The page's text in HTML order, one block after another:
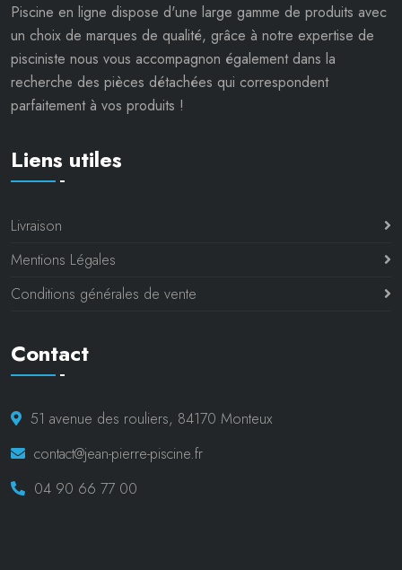
Piscine en ligne dispose d'une large gamme de produits avec
un choix de marques de qualité, grâce à notre expertise de
pisciniste nous vous accompagnon également dans la
recherche des pièces détachées qui correspondent
parfaitement à vos produits !
Liens utiles
Livraison
Mentions Légales
Conditions générales de vente
Contact
51 avenue des rouliers, 84170 Monteux
contact@jean-pierre-piscine.fr
04 90 66 77 00